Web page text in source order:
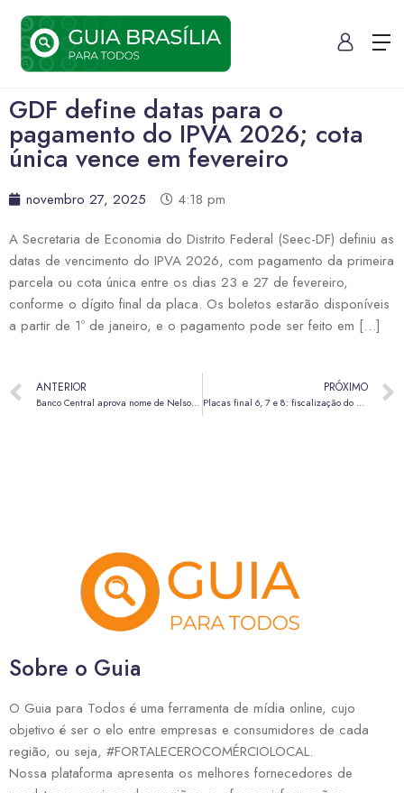
GDF define datas para o
pagamento do IPVA 2026; cota
única vence em fevereiro
novembro 27, 2025
4:18 pm
A Secretaria de Economia do Distrito Federal (Seec-DF) definiu as
datas de vencimento do IPVA 2026, com pagamento da primeira
parcela ou cota única entre os dias 23 e 27 de fevereiro,
conforme o dígito final da placa. Os boletos estarão disponíveis
a partir de 1º de janeiro, e o pagamento pode ser feito em […]
ANTERIOR
Banco Central aprova nome de Nelson Souza como novo presidente do BRB
PRÓXIMO
Placas final 6, 7 e 8: fiscalização do CRLV-e 2025 começa na segunda, 1º de dezembro
Sobre o Guia
O Guia para Todos é uma ferramenta de mídia online, cujo
objetivo é ser o elo entre empresas e consumidores de cada
região, ou seja, #FORTALECEROCOMÉRCIOLOCAL.
Nossa plataforma apresenta os melhores fornecedores de